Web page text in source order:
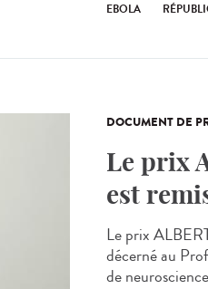
EBOLA
DOCUMENT DE
Le prix
est
Le prix
décerné au
de